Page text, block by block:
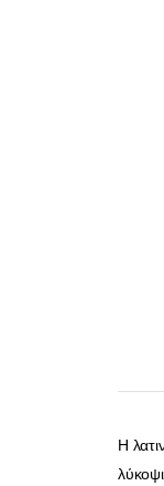
Η